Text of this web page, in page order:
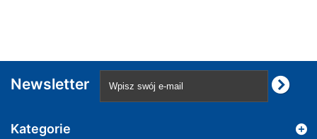
Newsletter
Kategorie